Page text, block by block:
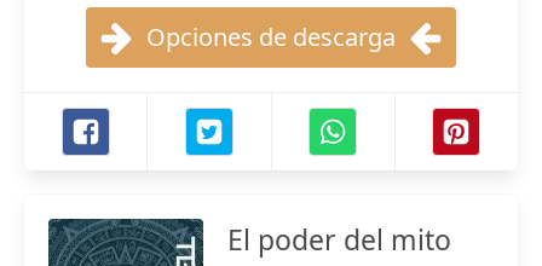
Opciones de descarga
El poder del mito